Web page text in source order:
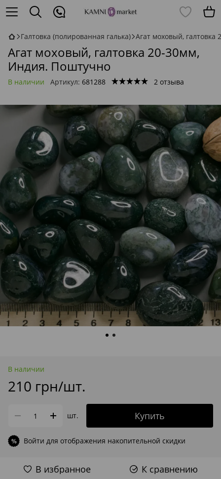
Галтовка (полированная галька) Агат моховый,
Агат моховый, галтовка 20-30мм,
Индия. Поштучно
В наличии Артикул: 681288 2 отзыва
В наличии
210 грн/шт.
шт. Купить
% Войти для отображения накопительной скидки
В избранное К сравнению